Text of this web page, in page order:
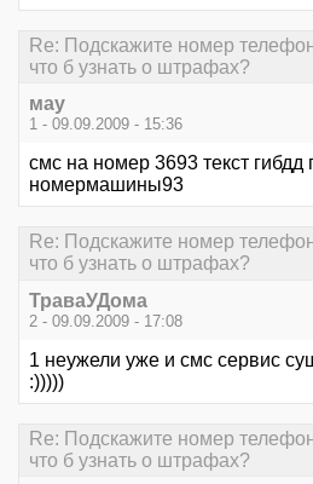
Re: Подскажите номер
что б узнать о штрафах?
мау
1 - 09.09.2009 - 15:36
смс на номер 3693 текст гибдд
номермашины93
Re: Подскажите номер
что б узнать о штрафах?
ТраваУДома
2 - 09.09.2009 - 17:08
1 неужели уже и смс сервис
:)))))
Re: Подскажите номер
что б узнать о штрафах?